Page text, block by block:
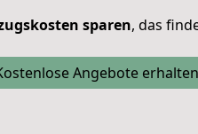
sparen, das
Angebote erhalten